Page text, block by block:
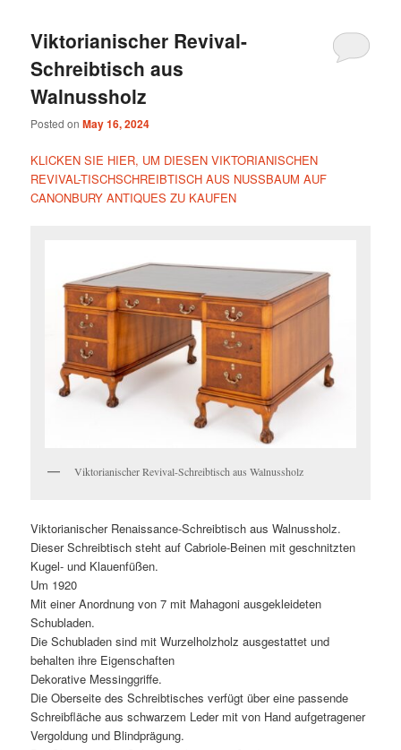
Viktorianischer Revival-
Schreibtisch aus
Walnussholz
Posted onMay 16, 2024
KLICKEN SIE HIER, UM DIESEN VIKTORIANISCHEN
REVIVAL-TISCHSCHREIBTISCH AUS NUSSBAUM AUF
CANONBURY ANTIQUES ZU KAUFEN
Viktorianischer Revival-Schreibtisch aus Walnussholz
Viktorianischer Renaissance-Schreibtisch aus Walnussholz.
Dieser Schreibtisch steht auf Cabriole-Beinen mit geschnitzten
Kugel- und Klauenfüßen.
Um 1920
Mit einer Anordnung von 7 mit Mahagoni ausgekleideten
Schubladen.
Die Schubladen sind mit Wurzelholzholz ausgestattet und
behalten ihre Eigenschaften
Dekorative Messinggriffe.
Die Oberseite des Schreibtisches verfügt über eine passende
Schreibfläche aus schwarzem Leder mit von Hand aufgetragener
Vergoldung und Blindprägung.